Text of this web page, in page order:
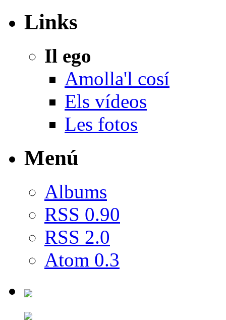
Links
Il ego
Amolla'l cosí
Els vídeos
Les fotos
Menú
Albums
RSS 0.90
RSS 2.0
Atom 0.3